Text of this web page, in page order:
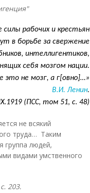
рабочих и крестьян
в борьбе за свержение
интеллигентиков,
себя мозгом нации.
это не мозг, а г[овно]…»
В.И. Ленин.
.1919 (ПСС, том 51, с. 48)
не всякий
труда… Таким
группа людей,
видами умственного
203.